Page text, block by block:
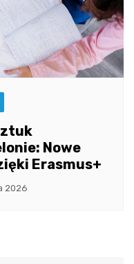
Nowe
Erasmus+
2026